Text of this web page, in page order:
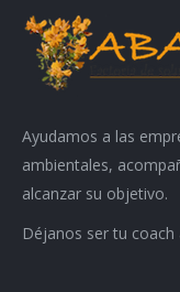
Ayudamos a las
ambientales,
alcanzar su objetivo.
Déjanos ser tu coach